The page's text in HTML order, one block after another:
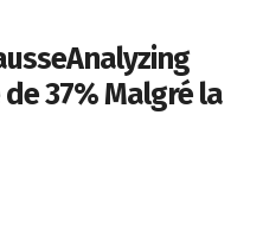
37% Malgré la